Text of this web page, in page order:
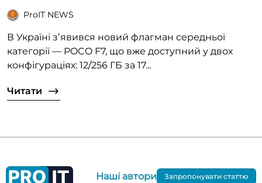
ProIT NEWS
В Україні зʼявився новий флагман середньої
категорії — POCO F7, що вже доступний у двох
конфігураціях: 12/256 ГБ за 17...
Читати
Наші автори Запропонувати статтю